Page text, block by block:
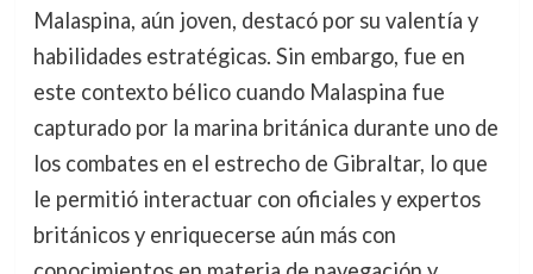
Malaspina, aún joven, destacó por su valentía y
habilidades estratégicas. Sin embargo, fue en
este contexto bélico cuando Malaspina fue
capturado por la marina británica durante uno de
los combates en el estrecho de Gibraltar, lo que
le permitió interactuar con oficiales y expertos
británicos y enriquecerse aún más con